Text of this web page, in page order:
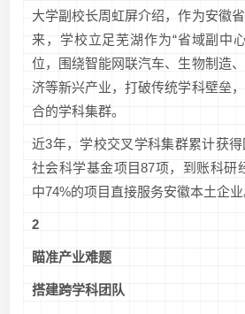
大学副校长周虹屏介绍，作为安徽
来，学校立足芜湖作为“省域副中
位，围绕智能网联汽车、生物制造
济等新兴产业，打破传统学科壁垒
合的学科集群。
近3年，学校交叉学科集群累计获得
社会科学基金项目87项，到账科研
中74%的项目直接服务安徽本土企业
2
瞄准产业难题
搭建跨学科团队